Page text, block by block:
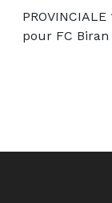
pour FC